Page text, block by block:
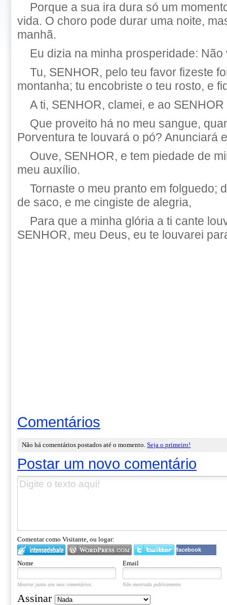
Porque a sua ira dura só um
vida. O choro pode durar uma noite,
manhã.
Eu dizia na minha prosperidade:
Tu, SENHOR, pelo teu favor fizeste
montanha; tu encobriste o teu rosto, e
A ti, SENHOR, clamei, e ao
Que proveito há no meu sangue,
Porventura te louvará o pó? Anunciará
Ouve, SENHOR, e tem piedade de
meu auxílio.
Tornaste o meu pranto em folguedo;
de saco, e me cingiste de alegria,
Para que a minha glória a ti cante
SENHOR, meu Deus, eu te louvarei
Comentários
Não há comentários postados até o momento.Seja o primeiro!
Postar um novo comentário
Comentar como Visitante, ou logar:
facebook
Nome Email
Mostrar junto aos seus comentários. Não mostrado publicamente.
Assinar